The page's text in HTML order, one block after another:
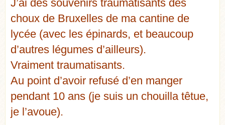
J’ai des souvenirs traumatisants des
choux de Bruxelles de ma cantine de
lycée (avec les épinards, et beaucoup
d’autres légumes d’ailleurs).
Vraiment traumatisants.
Au point d’avoir refusé d’en manger
pendant 10 ans (je suis un chouilla têtue,
je l’avoue).